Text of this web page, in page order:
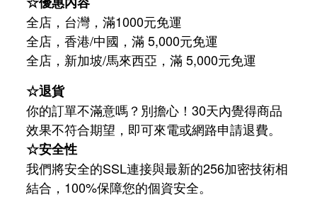
全店，台灣，滿1000元免運
全店，香港/中國，滿 5,000元免運
全店，新加坡/馬來西亞，滿 5,000元免運
☆退貨
你的訂單不滿意嗎？別擔心！30天內覺得商品
效果不符合期望，即可來電或網路申請退費。
☆安全性
我們將安全的SSL連接與最新的256加密技術相
結合，100%保障您的個資安全。